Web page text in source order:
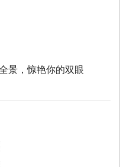
景，惊艳你的双眼